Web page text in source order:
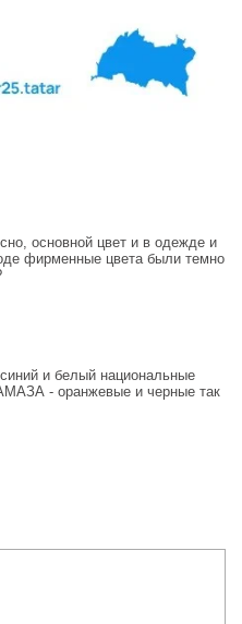
основной цвет и в одежде и
фирменные цвета были темно
и белый национальные
- оранжевые и черные так